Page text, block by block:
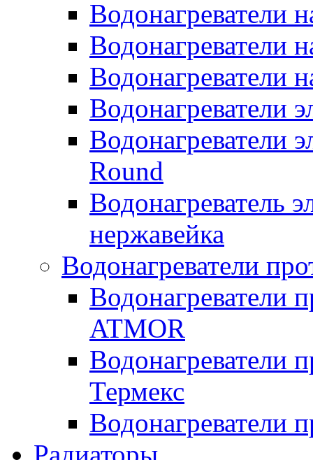
Водонагреватели
Водонагреватели
Водонагреватели
Водонагреватели
Водонагреватели
Round
Водонагреватель
нержавейка
Водонагреватели
Водонагреватели
ATMOR
Водонагреватели
Термекс
Водонагреватели
Радиаторы